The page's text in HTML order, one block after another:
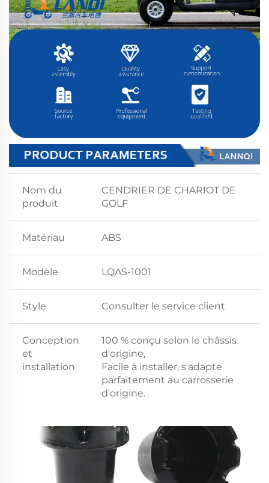
Nom du
produit
CENDRIER DE CHARIOT DE
GOLF
Matériau ABS
Modèle LQAS-1001
Style Consulter le service client
Conception
et
installation
100 % conçu selon le châssis
d'origine,
Facile à installer, s'adapte
parfaitement au carrosserie
d'origine.